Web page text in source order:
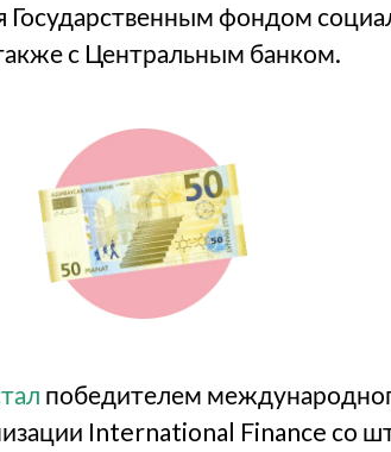
Государственным фондом
с Центральным банком.
победителем
International Finance со